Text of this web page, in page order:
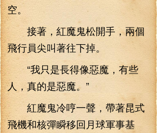
空。
接著，紅魔鬼松開手，兩個
飛行員尖叫著往下掉。
“我只是長得像惡魔，有些
人，真的是惡魔。”
紅魔鬼冷哼一聲，帶著昆式
飛機和核彈瞬移回月球軍事基